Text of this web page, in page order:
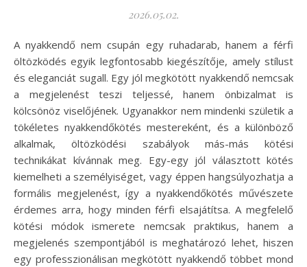
2026.05.02.
A nyakkendő nem csupán egy ruhadarab, hanem a férfi
öltözködés egyik legfontosabb kiegészítője, amely stílust
és eleganciát sugall. Egy jól megkötött nyakkendő nemcsak
a megjelenést teszi teljessé, hanem önbizalmat is
kölcsönöz viselőjének. Ugyanakkor nem mindenki születik a
tökéletes nyakkendőkötés mestereként, és a különböző
alkalmak, öltözködési szabályok más-más kötési
technikákat kívánnak meg. Egy-egy jól választott kötés
kiemelheti a személyiséget, vagy éppen hangsúlyozhatja a
formális megjelenést, így a nyakkendőkötés művészete
érdemes arra, hogy minden férfi elsajátítsa. A megfelelő
kötési módok ismerete nemcsak praktikus, hanem a
megjelenés szempontjából is meghatározó lehet, hiszen
egy professzionálisan megkötött nyakkendő többet mond